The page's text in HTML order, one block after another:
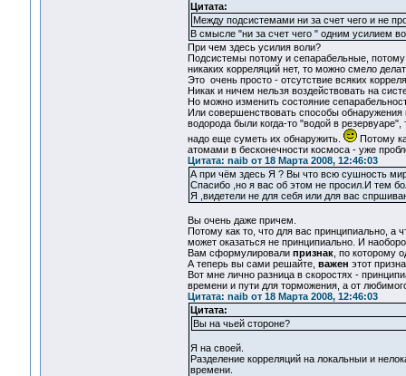
Цитата:
Между подсистемами ни за счет чего и не
В смысле "ни за счет чего " одним усилием
При чем здесь усилия воли?
Подсистемы потому и сепарабельные,
никаких корреляций нет, то можно смело
Это очень просто - отсутствие всяких
Никак и ничем нельзя воздействовать на
Но можно изменить состояние
Или совершенствовать способы
водорода были когда-то "водой в
надо еще суметь их обнаружить.
Потому
атомами в бесконечности космоса - уже
Цитата: naib от 18 Марта 2008, 12:46:03
А пpи чём здесь Я ? Вы что всю сушность
Спасибо ,но я вас об этом не просил.И тем
Я ,видетeли не для себя или для вас
Вы очень даже причем.
Потому как то, что для вас принципиально, а
может оказаться не принципиально. И
Вам сформулировали признак, по которому
А теперь вы сами решайте, важен этот
Вот мне лично разница в скоростях -
времени и пути для торможения, а от
Цитата: naib от 18 Марта 2008, 12:46:03
Цитата:
Вы на чьей стороне?
Я на своей.
Разделение корреляций на локальныи и
времени.